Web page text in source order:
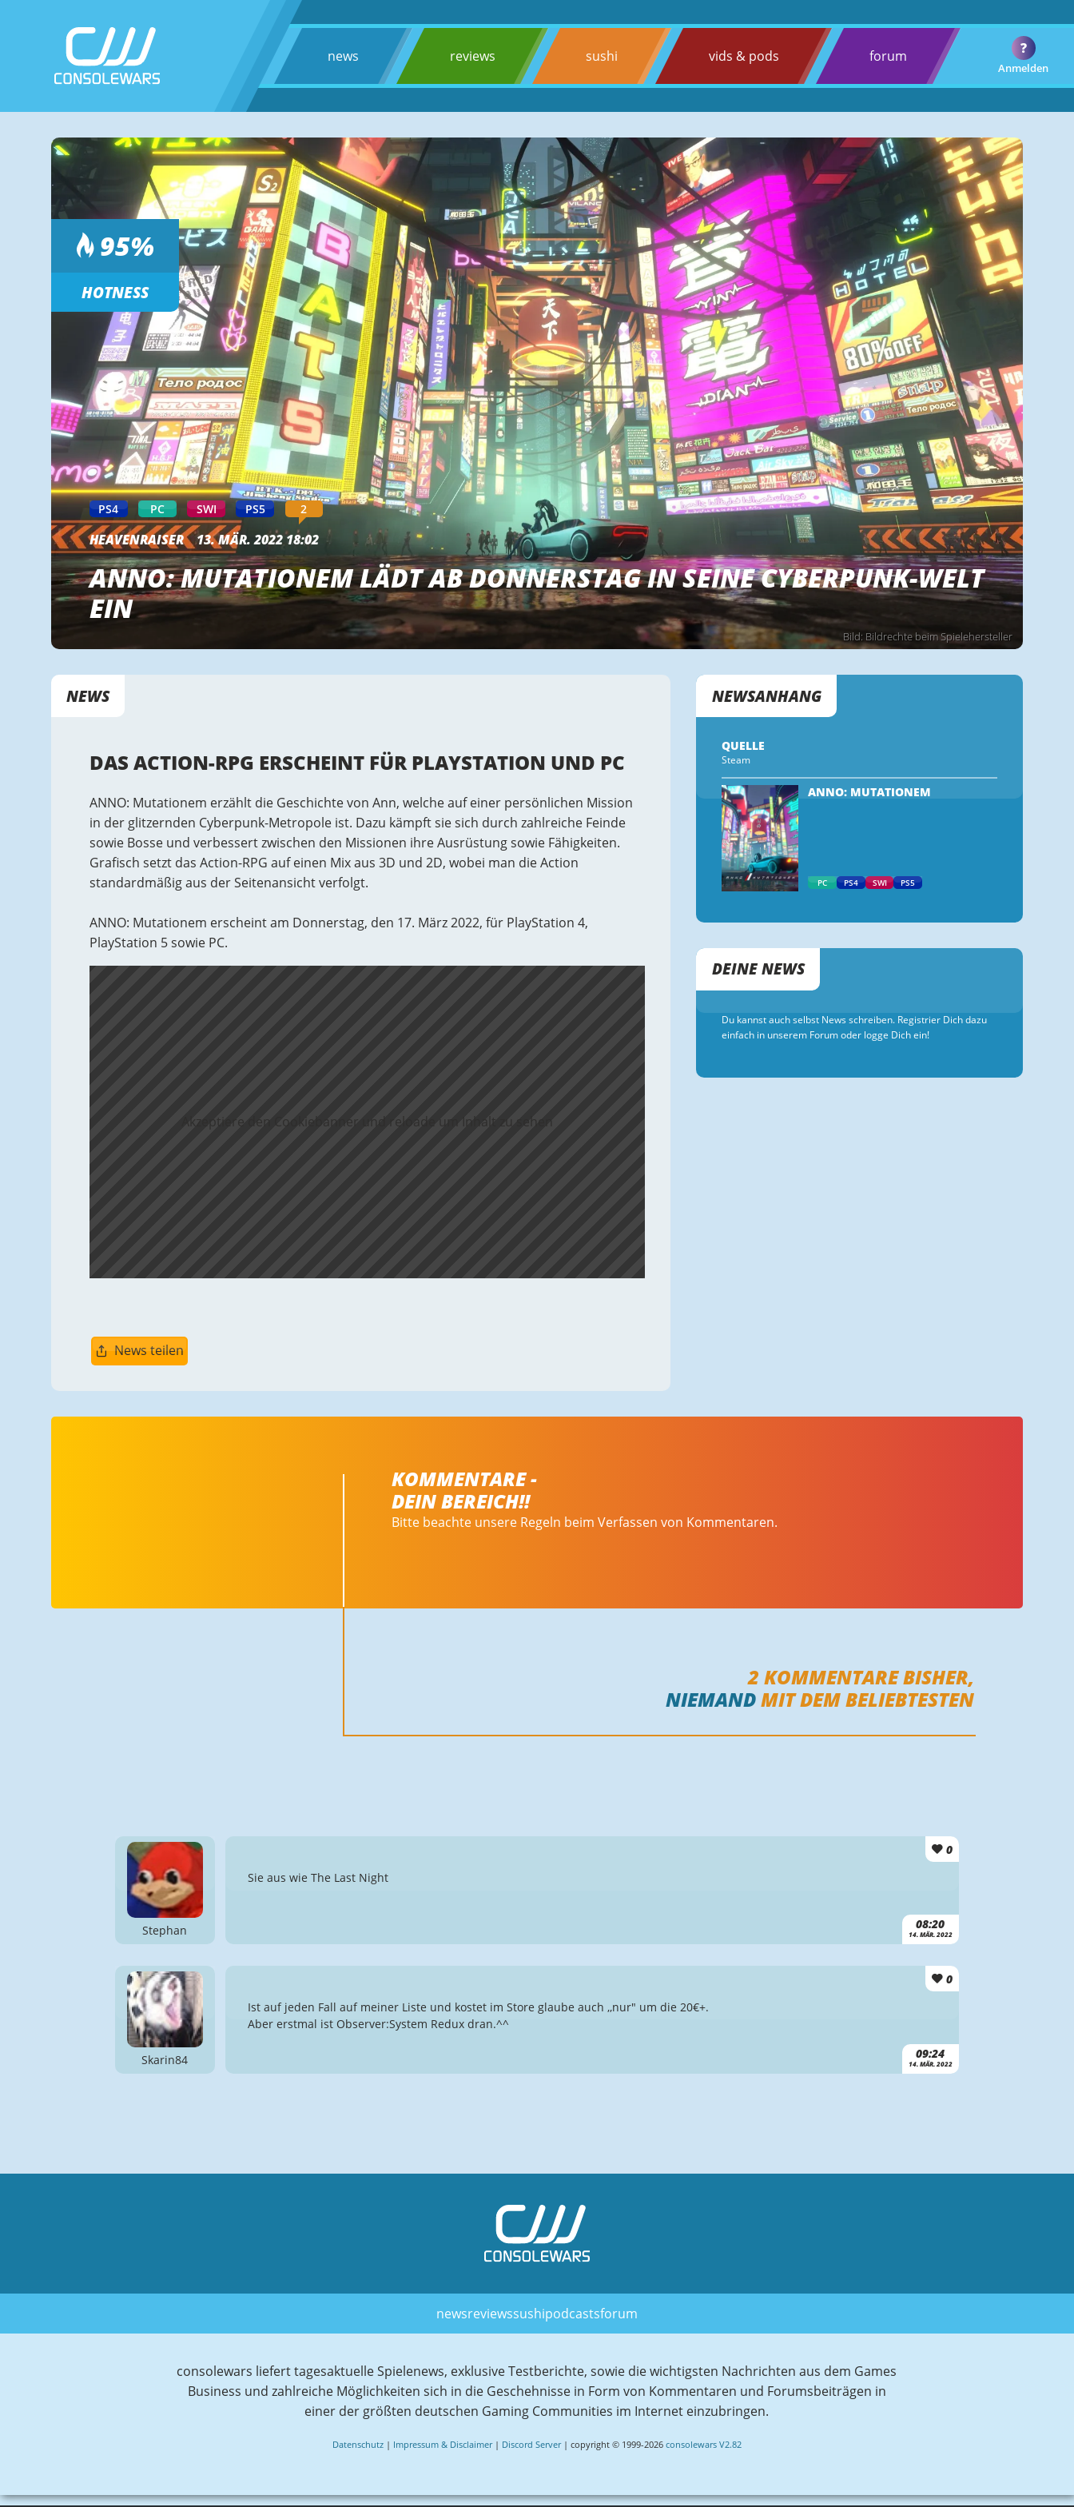
news reviews sushi vids & pods forum
Anmelden
?
Bild: Bildrechte beim Spielehersteller
95%
HOTNESS
PS4 PC SWI PS5 2
HEAVENRAISER 13. MÄR. 2022 18:02
ANNO: MUTATIONEM LÄDT AB DONNERSTAG IN SEINE CYBERPUNK-WELT
EIN
NEWS
DAS ACTION-RPG ERSCHEINT FÜR PLAYSTATION UND PC
ANNO: Mutationem erzählt die Geschichte von Ann, welche auf einer persönlichen Mission
in der glitzernden Cyberpunk-Metropole ist. Dazu kämpft sie sich durch zahlreiche Feinde
sowie Bosse und verbessert zwischen den Missionen ihre Ausrüstung sowie Fähigkeiten.
Grafisch setzt das Action-RPG auf einen Mix aus 3D und 2D, wobei man die Action
standardmäßig aus der Seitenansicht verfolgt.
ANNO: Mutationem erscheint am Donnerstag, den 17. März 2022, für PlayStation 4,
PlayStation 5 sowie PC.
Akzeptiere den Cookiebanner und reloade um Inhalt zu sehen
News teilen
NEWSANHANG
QUELLE
Steam
ANNO: MUTATIONEM
PC PS4 SWI PS5
DEINE NEWS
Du kannst auch selbst News schreiben. Registrier Dich dazu
einfach in unserem Forum oder logge Dich ein!
KOMMENTARE -
DEIN BEREICH!!
Bitte beachte unsere Regeln beim Verfassen von Kommentaren.
2 KOMMENTARE BISHER,
NIEMANDMIT DEM BELIEBTESTEN
Stephan
0
08:20
14. MÄR. 2022
Sie aus wie The Last Night
Skarin84
0
09:24
14. MÄR. 2022
Ist auf jeden Fall auf meiner Liste und kostet im Store glaube auch ,,nur" um die 20€+.
Aber erstmal ist Observer:System Redux dran.^^
newsreviewssushipodcastsforum
consolewars liefert tagesaktuelle Spielenews, exklusive Testberichte, sowie die wichtigsten Nachrichten aus dem Games
Business und zahlreiche Möglichkeiten sich in die Geschehnisse in Form von Kommentaren und Forumsbeiträgen in
einer der größten deutschen Gaming Communities im Internet einzubringen.
Datenschutz| Impressum & Disclaimer| Discord Server| copyright © 1999-2026 consolewars V2.82